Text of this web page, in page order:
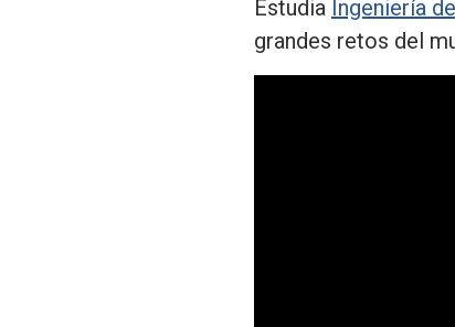
Estudia Ingeniería
grandes retos del